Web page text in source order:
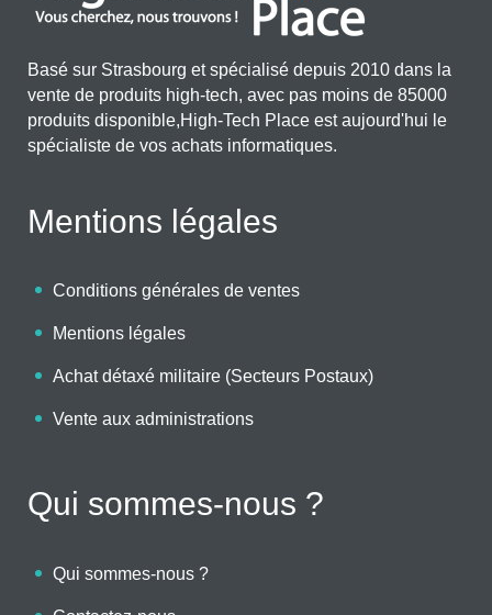
Basé sur Strasbourg et spécialisé depuis 2010 dans la
vente de produits high-tech, avec pas moins de 85000
produits disponible,High-Tech Place est aujourd'hui le
spécialiste de vos achats informatiques.
Mentions légales
Conditions générales de ventes
Mentions légales
Achat détaxé militaire (Secteurs Postaux)
Vente aux administrations
Qui sommes-nous ?
Qui sommes-nous ?